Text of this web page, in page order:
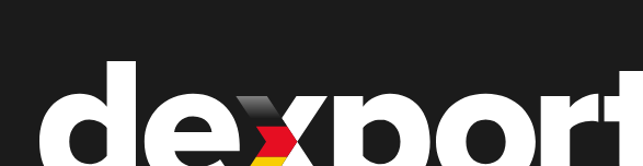
Homepagina /Nieuws – Overzicht / Duitse webshop opstarten